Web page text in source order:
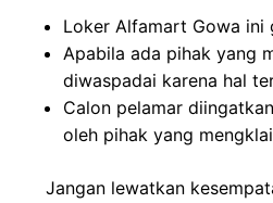
Loker Alfamart Gowa ini
Apabila ada pihak yang
diwaspadai karena hal
Calon pelamar
oleh pihak yang
Jangan lewatkan